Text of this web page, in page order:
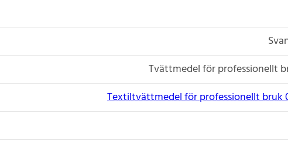
Tvättmedel för professionellt
Textiltvättmedel för professionellt bruk